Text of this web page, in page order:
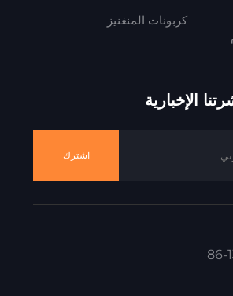
كربونات المنغنيز
الإخبارية
اشترك